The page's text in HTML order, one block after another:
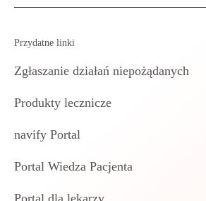
Przydatne linki
Zgłaszanie działań niepożądanych
Produkty lecznicze
navify Portal
Portal Wiedza Pacjenta
Portal dla lekarzy